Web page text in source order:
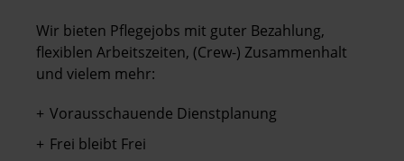
Wir bieten Pflegejobs mit guter Bezahlung,
flexiblen Arbeitszeiten, (Crew-) Zusammenhalt
und vielem mehr:
Vorausschauende Dienstplanung
Frei bleibt Frei